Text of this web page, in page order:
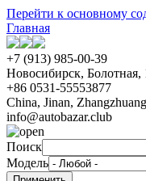
Перейти к основному
Главная
+7 (913) 985-00-39
Новосибирск, Болотная,
+86 0531-55553877
China, Jinan,
info@autobazar.club
Поиск
Модель